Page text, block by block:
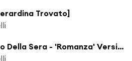
Trovato]
Il Mare Calmo Della Sera - 'Romanza' Version